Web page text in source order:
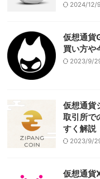
2024/12/
仮想通貨
買い方や
2023/9/
仮想通貨
取引所で
すく解説
2023/9/
仮想通貨